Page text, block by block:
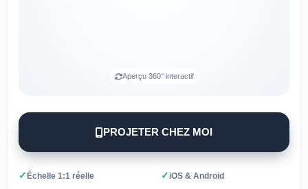
Aperçu 360° interactif
PROJETER CHEZ MOI
✓Échelle 1:1 réelle ✓iOS & Android